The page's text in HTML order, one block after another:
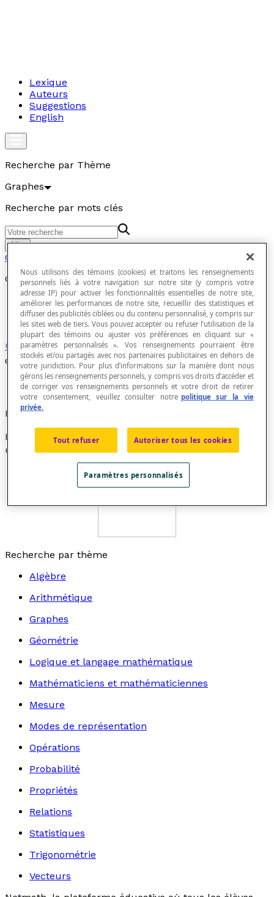
Lexique
Auteurs
Suggestions
English
Recherche par Thème
Graphes
Recherche par mots clés
Aller
Graphes
Chaine hamiltonienne
Chainequi passe une et une seule fois par
chacun des sommets d’ungraphenon orienté.
Exemple
Dans le graphe ci-dessous, la chaine A-B-C-F-E-D est
une chaine hamiltonienne.
Recherche par thème
Algèbre
Arithmétique
Graphes
Géométrie
Logique et langage mathématique
Mathématiciens et mathématiciennes
Mesure
Modes de représentation
Opérations
Probabilité
Propriétés
Relations
Statistiques
Trigonométrie
Vecteurs
Nous utilisons des témoins (cookies) et traitons les renseignements
personnels liés à votre navigation sur notre site (y compris votre
adresse IP) pour activer les fonctionnalités essentielles de notre site,
améliorer les performances de notre site, recueillir des statistiques et
diffuser des publicités ciblées ou du contenu personnalisé, y compris sur
les sites web de tiers. Vous pouvez accepter ou refuser l’utilisation de la
plupart des témoins ou ajuster vos préférences en cliquant sur «
paramètres personnalisés ». Vos renseignements pourraient être
stockés et/ou partagés avec nos partenaires publicitaires en dehors de
votre juridiction. Pour plus d’informations sur la manière dont nous
gérons les renseignements personnels, y compris vos droits d’accéder et
de corriger vos renseignements personnels et votre droit de retirer
votre consentement, veuillez consulter notre politique sur la vie
privée.
Tout refuser Autoriser tous les cookies
Paramètres personnalisés